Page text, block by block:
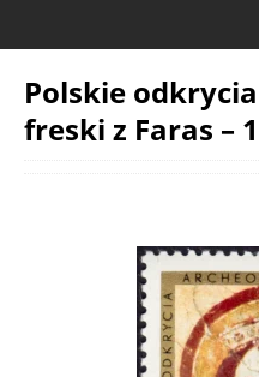
Polskie
freski z Faras –